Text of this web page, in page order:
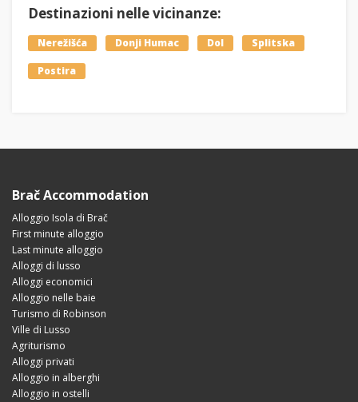
Destinazioni nelle vicinanze:
Nerežišća Donji Humac Dol Splitska
Postira
Brač Accommodation
Alloggio Isola di Brač
First minute alloggio
Last minute alloggio
Alloggi di lusso
Alloggi economici
Alloggio nelle baie
Turismo di Robinson
Ville di Lusso
Agriturismo
Alloggi privati
Alloggio in alberghi
Alloggio in ostelli